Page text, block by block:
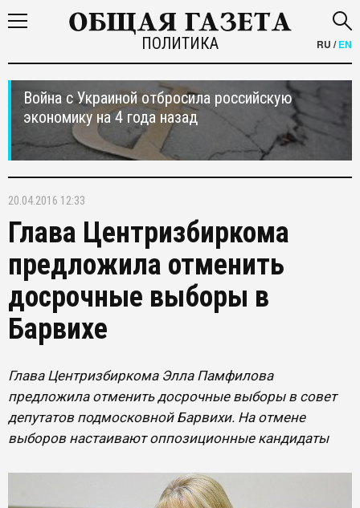
ПОЛИТИКА RU /EN
Война с Украиной отбросила российскую
экономику на 4 года назад
20.04.2016 12:33
Глава Центризбиркома
предложила отменить
досрочные выборы в
Барвихе
Глава Центризбиркома Элла Памфилова
предложила отменить досрочные выборы в совет
депутатов подмосковной Барвихи. На отмене
выборов настаивают оппозиционные кандидаты